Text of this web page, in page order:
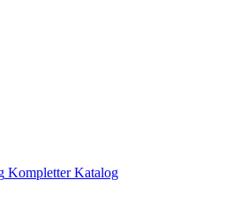
Kompletter Katalog